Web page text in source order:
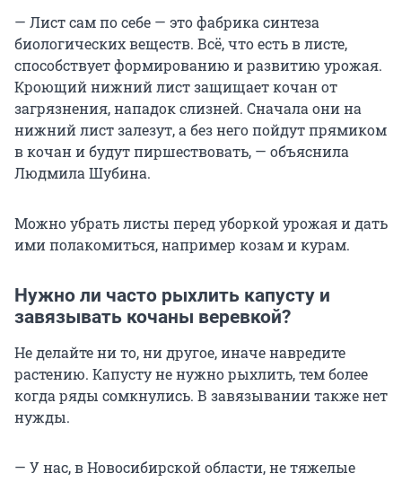
— Лист сам по себе — это фабрика синтеза
биологических веществ. Всё, что есть в листе,
способствует формированию и развитию урожая.
Кроющий нижний лист защищает кочан от
загрязнения, нападок слизней. Сначала они на
нижний лист залезут, а без него пойдут прямиком
в кочан и будут пиршествовать, — объяснила
Людмила Шубина.
Можно убрать листы перед уборкой урожая и дать
ими полакомиться, например козам и курам.
Нужно ли часто рыхлить капусту и
завязывать кочаны веревкой?
Не делайте ни то, ни другое, иначе навредите
растению. Капусту не нужно рыхлить, тем более
когда ряды сомкнулись. В завязывании также нет
нужды.
— У нас, в Новосибирской области, не тяжелые